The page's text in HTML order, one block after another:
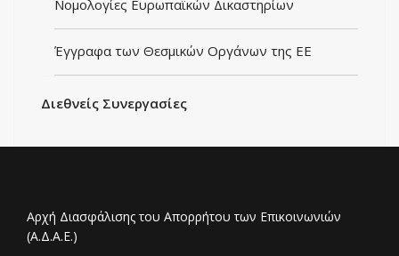
Νομολογίες Ευρωπαϊκών Δικαστηρίων
Έγγραφα των Θεσμικών Οργάνων της ΕΕ
Διεθνείς Συνεργασίες
Αρχή Διασφάλισης του Απορρήτου των Επικοινωνιών
(Α.Δ.Α.Ε.)